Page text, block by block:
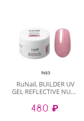
RuNail, BUILDER UV
GEL REFLECTIVE NUDE
гель
светоотражающий
480 ₽